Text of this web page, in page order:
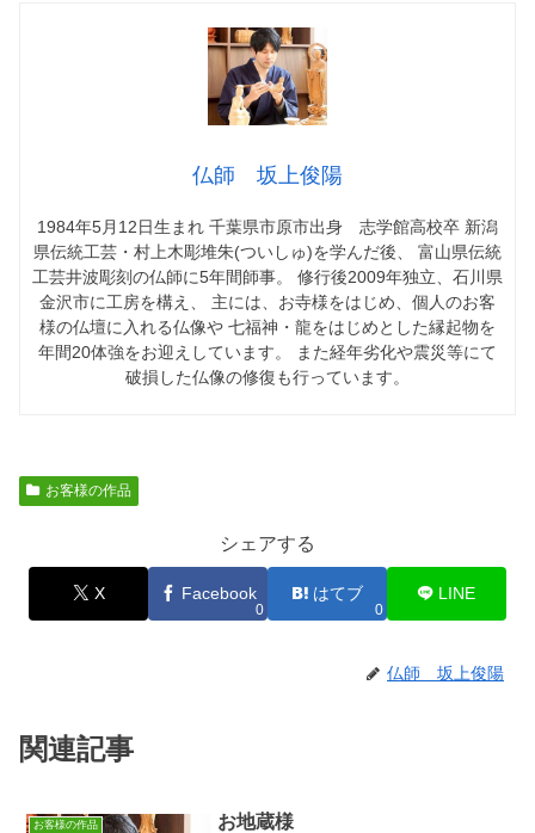
仏師 坂上俊陽
1984年5月12日生まれ 千葉県市原市出身 志学館高校卒 新潟
県伝統工芸・村上木彫堆朱(ついしゅ)を学んだ後、 富山県伝統
工芸井波彫刻の仏師に5年間師事。 修行後2009年独立、石川県
金沢市に工房を構え、 主には、お寺様をはじめ、個人のお客
様の仏壇に入れる仏像や 七福神・龍をはじめとした縁起物を
年間20体強をお迎えしています。 また経年劣化や震災等にて
破損した仏像の修復も行っています。
お客様の作品
シェアする
X Facebook
0
はてブ
0
LINE
仏師 坂上俊陽
関連記事
お客様の作品 お地蔵様